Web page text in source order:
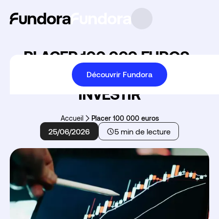
PLACER 100 000 EUROS :
QUEL RENDEMENT ET OÙ
INVESTIR
Accueil Placer 100 000 euros
25/06/2026 5 min de lecture
Découvrir Fundora